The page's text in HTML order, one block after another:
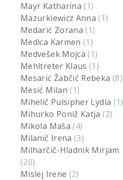
Mayr Katharina(1)
Mazurkiewicz Anna(1)
Medarić Zorana(1)
Medica Karmen(1)
Medvešek Mojca(1)
Mehltreter Klaus(1)
Mesarić Žabčić Rebeka (8)
Mesić Milan(1)
Mihelič Pulsipher Lydia (1)
Mihurko Poniž Katja(2)
Mikola Maša(4)
Milanič Irena(3)
Milharčič-Hladnik Mirjam
(20)
Mislej Irene (2)